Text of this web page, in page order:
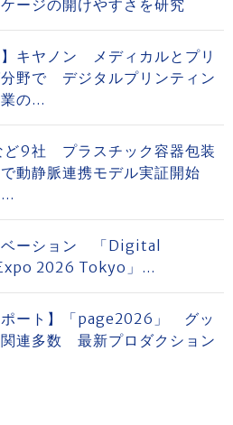
ージの開けやすさを研究
】キヤノン メディカルとプリ
分野で デジタルプリンティン
の...
ど9社 プラスチック容器包装
動静脈連携モデル実証開始
ベーション 「Digital
2026 Tokyo」...
ポート】「page2026」 グッ
関連多数 最新プロダクション